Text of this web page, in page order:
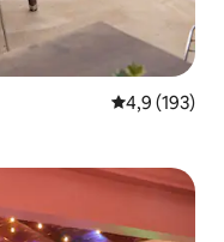
Średnia
4,9 (193)